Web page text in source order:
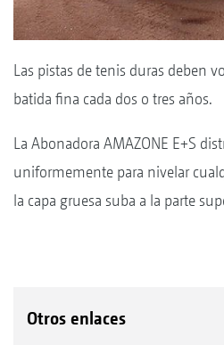
Las pistas de tenis duras deben
batida fina cada dos o tres años.
La Abonadora AMAZONE E+S
uniformemente para nivelar
la capa gruesa suba a la parte
Otros enlaces